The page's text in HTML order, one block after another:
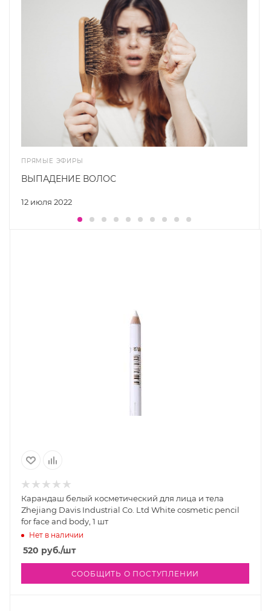
ПРЯМЫЕ ЭФИРЫ
12 июля 2022
ВЫПАДЕНИЕ ВОЛОС
Карандаш белый косметический для лица и тела
Zhejiang Davis Industrial Co. Ltd White cosmetic pencil
for face and body, 1 шт
Нет в наличии
520 руб./шт
СООБЩИТЬ О ПОСТУПЛЕНИИ